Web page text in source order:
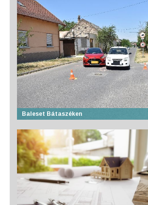
Baleset Bátaszéken